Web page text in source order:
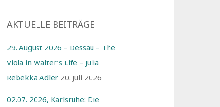
AKTUELLE BEITRÄGE
29. August 2026 – Dessau – The
Viola in Walter’s Life – Julia
Rebekka Adler 20. Juli 2026
02.07. 2026, Karlsruhe: Die